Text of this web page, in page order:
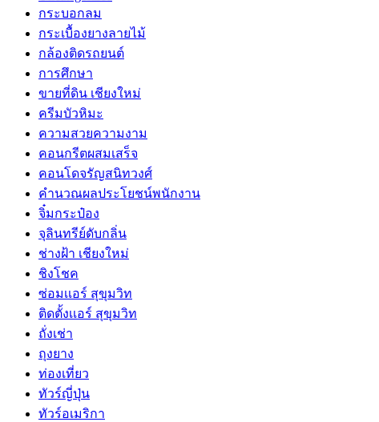
กระบอกลม
กระเบื้องยางลายไม้
กล้องติดรถยนต์
การศึกษา
ขายที่ดิน เชียงใหม่
ครีมบัวหิมะ
ความสวยความงาม
คอนกรีตผสมเสร็จ
คอนโดจรัญสนิทวงศ์
คำนวณผลประโยชน์พนักงาน
จิ๋มกระป๋อง
จุลินทรีย์ดับกลิ่น
ช่างฝ้า เชียงใหม่
ชิงโชค
ซ่อมเเอร์ สุขุมวิท
ติดตั้งเเอร์ สุขุมวิท
ถั่งเช่า
ถุงยาง
ท่องเที่ยว
ทัวร์ญี่ปุ่น
ทัวร์อเมริกา